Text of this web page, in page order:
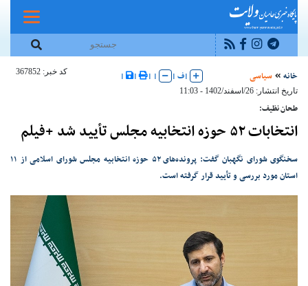
خانه سیاسی |ف |
|
|
|
|
کد خبر: 367852
تاریخ انتشار: 26/اسفند/1402 - 11:03
طحان نظیف:
انتخابات ۵۲ حوزه‌ انتخابیه مجلس تأیید شد +فیلم
سخنگوی شورای نگهبان گفت: پرونده‌های ۵۲ حوزه‌ انتخابیه مجلس شورای اسلامی از ۱۱
استان مورد بررسی و تأیید قرار گرفته است.